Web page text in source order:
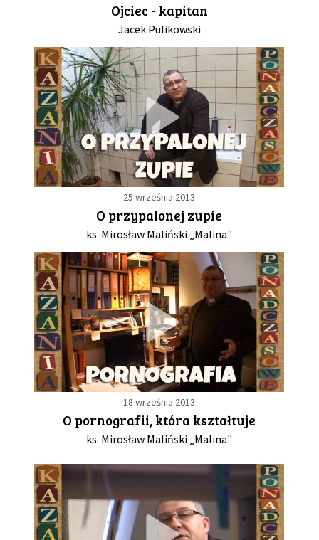
Ojciec - kapitan
Jacek Pulikowski
25 września 2013
O przypalonej zupie
ks. Mirosław Maliński „Malina"
18 września 2013
O pornografii, która kształtuje
ks. Mirosław Maliński „Malina"